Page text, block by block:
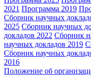
2021 Программа 2019
Сборник научных
2025 Сборник научных
докладов 2022 Сборник
научных докладов 2019
Сборник научных
2016
Положение об